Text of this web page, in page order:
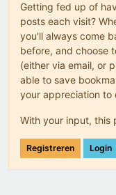
Getting fed up of
posts each visit?
you'll always come
before, and choose
(either via email, or
able to save
your appreciation to
With your input, this
Registreren Login